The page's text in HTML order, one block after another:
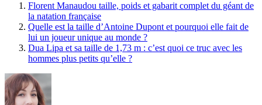
Florent Manaudou taille, poids et gabarit complet du géant de
la natation française
Quelle est la taille d’Antoine Dupont et pourquoi elle fait de
lui un joueur unique au monde ?
Dua Lipa et sa taille de 1,73 m : c’est quoi ce truc avec les
hommes plus petits qu’elle ?